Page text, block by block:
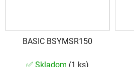
BASIC BSYMSR150
✅ Skladom (1 ks)